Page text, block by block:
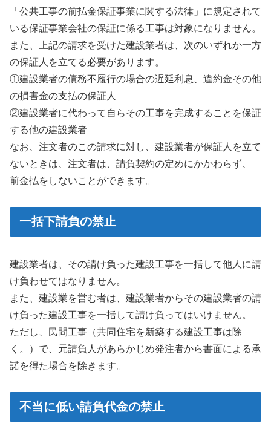
「公共工事の前払金保証事業に関する法律」に規定されて
いる保証事業会社の保証に係る工事は対象になりません。
また、上記の請求を受けた建設業者は、次のいずれか一方
の保証人を立てる必要があります。
①建設業者の債務不履行の場合の遅延利息、違約金その他
の損害金の支払の保証人
②建設業者に代わって自らその工事を完成することを保証
する他の建設業者
なお、注文者のこの請求に対し、建設業者が保証人を立て
ないときは、注文者は、請負契約の定めにかかわらず、
前金払をしないことができます。
一括下請負の禁止
建設業者は、その請け負った建設工事を一括して他人に請
け負わせてはなりません。
また、建設業を営む者は、建設業者からその建設業者の請
け負った建設工事を一括して請け負ってはいけません。
ただし、民間工事（共同住宅を新築する建設工事は除
く。）で、元請負人があらかじめ発注者から書面による承
諾を得た場合を除きます。
不当に低い請負代金の禁止